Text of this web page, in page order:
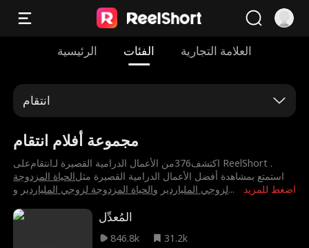
الرئيسية الفئات العلامة التجارية
انتقام
مجموعة أفلام انتقام
اضغط للمزيد
اكتشف376من الأعمال الدرامية القصيرة لـ⁨انتقام⁩على ReelShort .
استمتع بمشاهدة أفضل الأعمال الدرامية القصيرة مثل⁨الحياة المزدوجة
لزوجي الملياردير⁩ و⁨الحياة المزدوجة لزوجي الملياردير⁩ و ...
المُعدِّل
846.8k
31.2k